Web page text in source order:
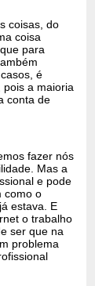
coisas, do
coisa
para
é
pois a maioria
conta de
fazer nós
Mas a
e pode
como o
estava. E
o trabalho
ser que na
problema